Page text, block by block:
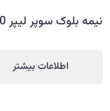
نیمه بلوک سوپر لیپر 10
اطلاعات بیشتر